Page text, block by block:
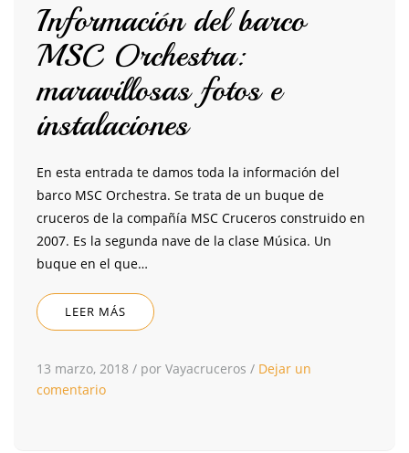
Información del barco
MSC Orchestra:
maravillosas fotos e
instalaciones
En esta entrada te damos toda la información del
barco MSC Orchestra. Se trata de un buque de
cruceros de la compañía MSC Cruceros construido en
2007. Es la segunda nave de la clase Música. Un
buque en el que…
LEER MÁS
13 marzo, 2018 / por Vayacruceros / Dejar un
comentario